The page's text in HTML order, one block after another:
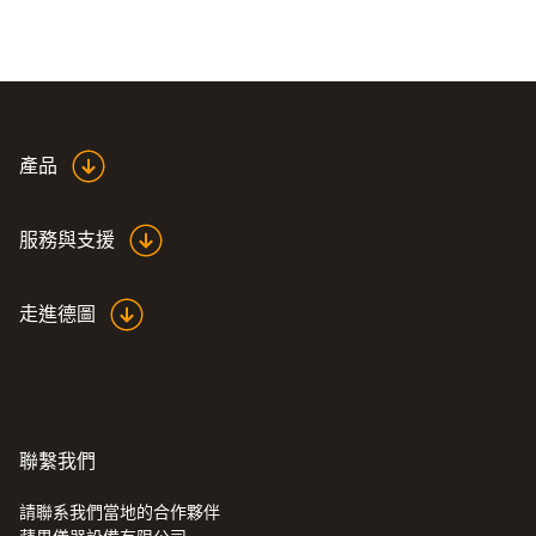
產品
服務與支援
走進德圖
聯繫我們
請聯系我們當地的合作夥伴